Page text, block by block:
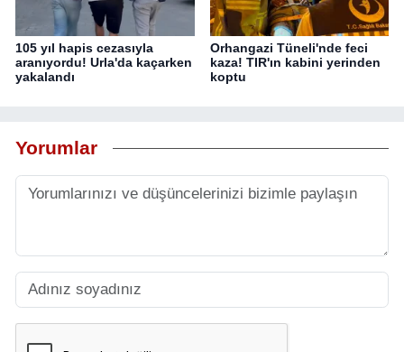
105 yıl hapis cezasıyla
aranıyordu! Urla'da kaçarken
yakalandı
Orhangazi Tüneli'nde feci
kaza! TIR'ın kabini yerinden
koptu
Yorumlar